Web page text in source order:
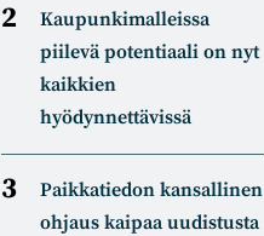
Kaupunkimalleissa
piilevä potentiaali on nyt
kaikkien
hyödynnettävissä
Paikkatiedon kansallinen
ohjaus kaipaa uudistusta